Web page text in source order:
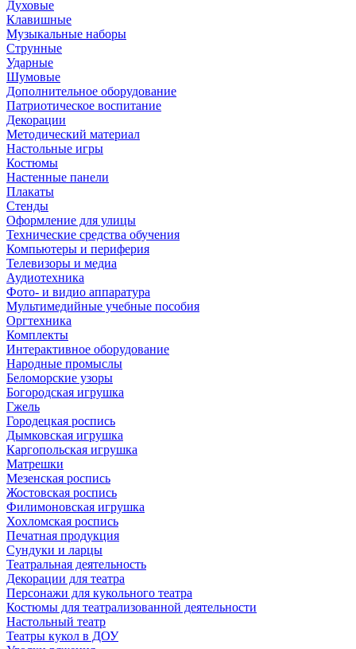
Духовые
Клавишные
Музыкальные наборы
Струнные
Ударные
Шумовые
Дополнительное оборудование
Патриотическое воспитание
Декорации
Методический материал
Настольные игры
Костюмы
Настенные панели
Плакаты
Стенды
Оформление для улицы
Технические средства обучения
Компьютеры и периферия
Телевизоры и медиа
Аудиотехника
Фото- и видио аппаратура
Мультимедийные учебные пособия
Оргтехника
Комплекты
Интерактивное оборудование
Народные промыслы
Беломорские узоры
Богородская игрушка
Гжель
Городецкая роспись
Дымковская игрушка
Каргопольская игрушка
Матрешки
Мезенская роспись
Жостовская роспись
Филимоновская игрушка
Хохломская роспись
Печатная продукция
Сундуки и ларцы
Театральная деятельность
Декорации для театра
Персонажи для кукольного театра
Костюмы для театрализованной деятельности
Настольный театр
Театры кукол в ДОУ